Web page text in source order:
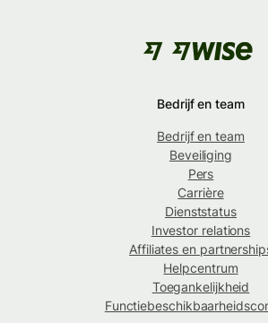
Bedrijf en team
Bedrijf en team
Beveiliging
Pers
Carrière
Dienststatus
Investor relations
Affiliates en
Helpcentrum
Toegankelijkheid